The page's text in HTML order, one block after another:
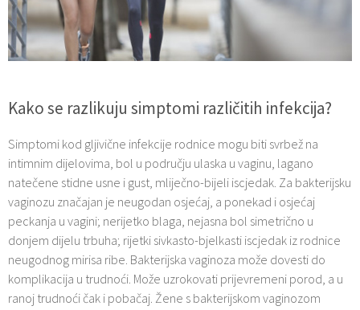
Kako se razlikuju simptomi različitih infekcija?
Simptomi kod gljivične infekcije rodnice mogu biti svrbež na
intimnim dijelovima, bol u području ulaska u vaginu, lagano
natečene stidne usne i gust, mliječno-bijeli iscjedak. Za bakterijsku
vaginozu značajan je neugodan osjećaj, a ponekad i osjećaj
peckanja u vagini; nerijetko blaga, nejasna bol simetrično u
donjem dijelu trbuha; rijetki sivkasto-bjelkasti iscjedak iz rodnice
neugodnog mirisa ribe. Bakterijska vaginoza može dovesti do
komplikacija u trudnoći. Može uzrokovati prijevremeni porod, a u
ranoj trudnoći čak i pobačaj. Žene s bakterijskom vaginozom